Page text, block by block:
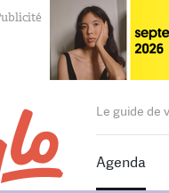
Le guide de
Agenda